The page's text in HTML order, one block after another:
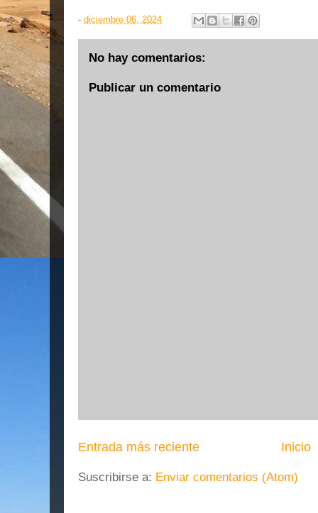
- diciembre 06, 2024
No hay comentarios:
Publicar un comentario
Entrada más reciente Inicio
Suscribirse a: Enviar comentarios (Atom)